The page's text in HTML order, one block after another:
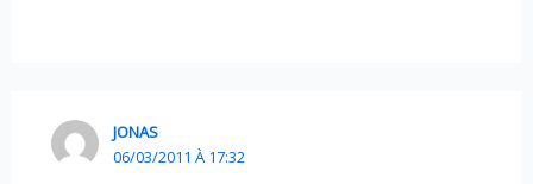
JONAS
06/03/2011 À 17:32